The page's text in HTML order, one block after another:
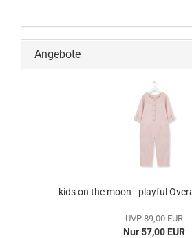
Angebote
kids on the moon - playful
UVP 89,00 EUR
Nur 57,00 EUR